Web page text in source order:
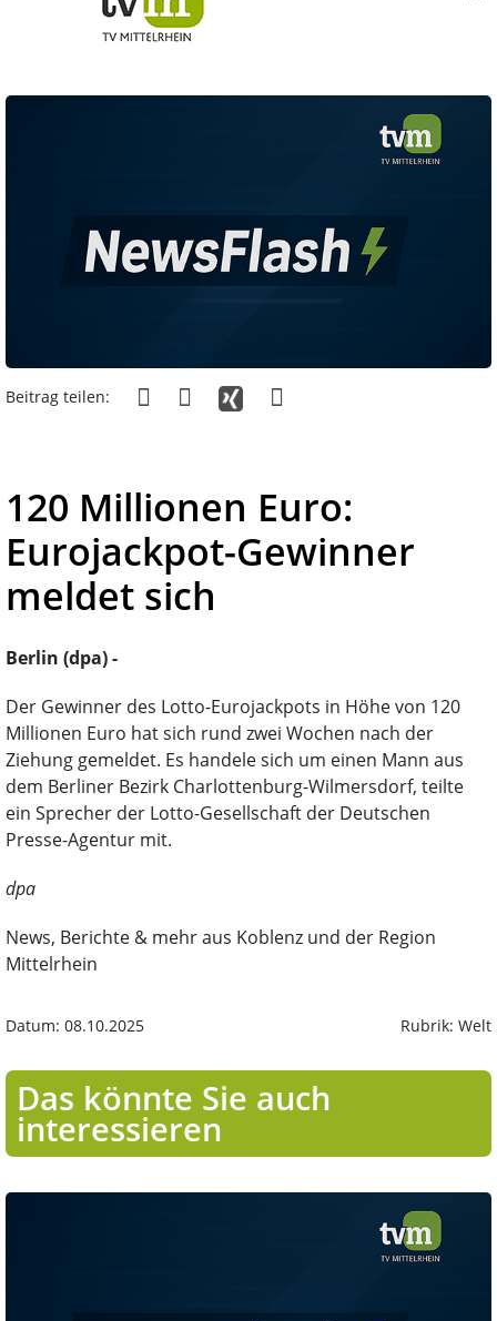
Beitrag teilen:
120 Millionen Euro:
Eurojackpot-Gewinner
meldet sich
Berlin (dpa) -
Der Gewinner des Lotto-Eurojackpots in Höhe von 120
Millionen Euro hat sich rund zwei Wochen nach der
Ziehung gemeldet. Es handele sich um einen Mann aus
dem Berliner Bezirk Charlottenburg-Wilmersdorf, teilte
ein Sprecher der Lotto-Gesellschaft der Deutschen
Presse-Agentur mit.
dpa
News, Berichte & mehr aus Koblenz und der Region
Mittelrhein
Datum: 08.10.2025 Rubrik: Welt
Das könnte Sie auch
interessieren